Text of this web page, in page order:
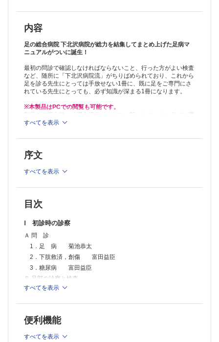
内容
足の総合病院 下北沢病院が総力を結集してまとめ上げた足病マ
ニュアルがついに誕生！
最初の問診で確認しなければならないこと、行った方がよい検査
など、随所に「下北沢病院流」がちりばめられており、これから
足を診る先生にとっては手放せない1冊に、既に足をご専門にさ
れている先生にとっても、必ず知識が深まる1冊になります。
※本製品はPCでの閲覧も可能です。
製品のご購入後、「購入済ライセンス一覧」より、オンライン環
境で閲覧可能なPDF版をご覧いただけます。詳細は
推奨ブラウザ： Firefox 最新版 / Google Chrome 最新版 / Safari
すべてを表示
序文
すべてを表示
目次
Ⅰ 初診時の診察
Ａ 問 診
1．足 病 菊池恭太
2．下肢救済，創傷 富田益臣
3．糖尿病 富田益臣
Ｂ 足部の診察と検査
1．足部アライメントの診断とそのパターン 菊池 守
②下肢救済 菊池 守
3．足病の画像検査
すべてを表示
便利機能
すべてを表示